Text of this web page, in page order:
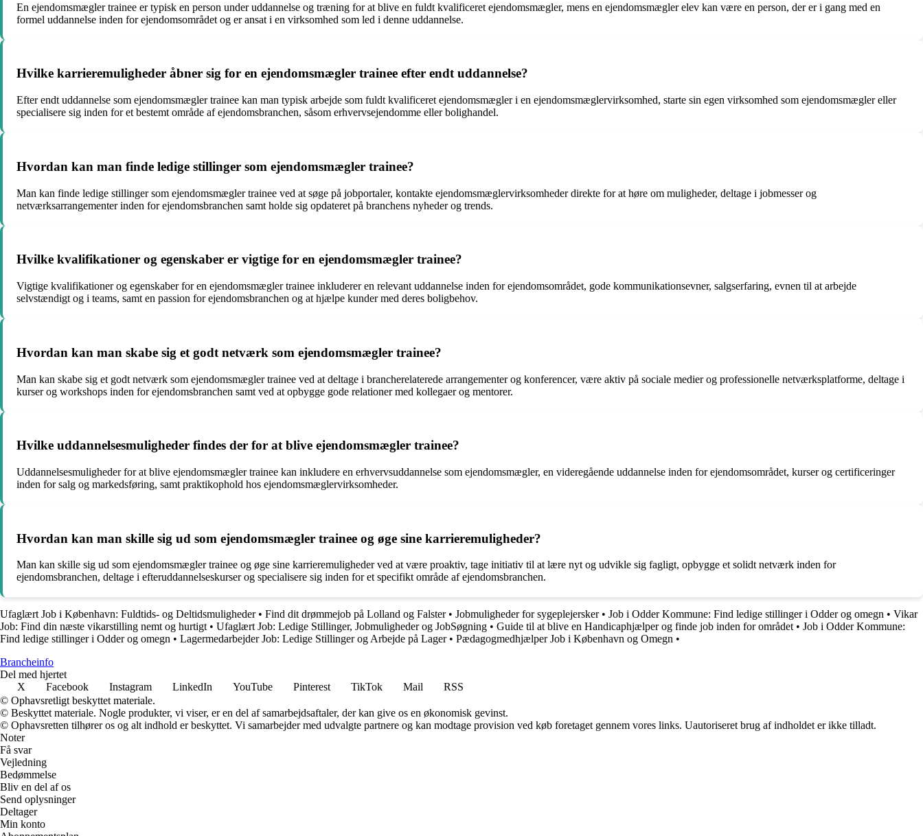
En ejendomsmægler trainee er typisk en person under uddannelse og træning for at blive en fuldt kvalificeret ejendomsmægler, mens en ejendomsmægler elev kan være en person, der er i gang med en
formel uddannelse inden for ejendomsområdet og er ansat i en virksomhed som led i denne uddannelse.
Hvilke karrieremuligheder åbner sig for en ejendomsmægler trainee efter endt uddannelse?
Efter endt uddannelse som ejendomsmægler trainee kan man typisk arbejde som fuldt kvalificeret ejendomsmægler i en ejendomsmæglervirksomhed, starte sin egen virksomhed som ejendomsmægler eller
specialisere sig inden for et bestemt område af ejendomsbranchen, såsom erhvervsejendomme eller bolighandel.
Hvordan kan man finde ledige stillinger som ejendomsmægler trainee?
Man kan finde ledige stillinger som ejendomsmægler trainee ved at søge på jobportaler, kontakte ejendomsmæglervirksomheder direkte for at høre om muligheder, deltage i jobmesser og
netværksarrangementer inden for ejendomsbranchen samt holde sig opdateret på branchens nyheder og trends.
Hvilke kvalifikationer og egenskaber er vigtige for en ejendomsmægler trainee?
Vigtige kvalifikationer og egenskaber for en ejendomsmægler trainee inkluderer en relevant uddannelse inden for ejendomsområdet, gode kommunikationsevner, salgserfaring, evnen til at arbejde
selvstændigt og i teams, samt en passion for ejendomsbranchen og at hjælpe kunder med deres boligbehov.
Hvordan kan man skabe sig et godt netværk som ejendomsmægler trainee?
Man kan skabe sig et godt netværk som ejendomsmægler trainee ved at deltage i brancherelaterede arrangementer og konferencer, være aktiv på sociale medier og professionelle netværksplatforme, deltage i
kurser og workshops inden for ejendomsbranchen samt ved at opbygge gode relationer med kollegaer og mentorer.
Hvilke uddannelsesmuligheder findes der for at blive ejendomsmægler trainee?
Uddannelsesmuligheder for at blive ejendomsmægler trainee kan inkludere en erhvervsuddannelse som ejendomsmægler, en videregående uddannelse inden for ejendomsområdet, kurser og certificeringer
inden for salg og markedsføring, samt praktikophold hos ejendomsmæglervirksomheder.
Hvordan kan man skille sig ud som ejendomsmægler trainee og øge sine karrieremuligheder?
Man kan skille sig ud som ejendomsmægler trainee og øge sine karrieremuligheder ved at være proaktiv, tage initiativ til at lære nyt og udvikle sig fagligt, opbygge et solidt netværk inden for
ejendomsbranchen, deltage i efteruddannelseskurser og specialisere sig inden for et specifikt område af ejendomsbranchen.
Ufaglært Job i København: Fuldtids- og Deltidsmuligheder• Find dit drømmejob på Lolland og Falster• Jobmuligheder for sygeplejersker• Job i Odder Kommune: Find ledige stillinger i Odder og omegn • Vikar
Job: Find din næste vikarstilling nemt og hurtigt • Ufaglært Job: Ledige Stillinger, Jobmuligheder og JobSøgning • Guide til at blive en Handicaphjælper og finde job inden for området • Job i Odder Kommune:
Find ledige stillinger i Odder og omegn • Lagermedarbejder Job: Ledige Stillinger og Arbejde på Lager• Pædagogmedhjælper Job i København og Omegn •
Brancheinfo
Del med hjertet
X
Facebook Instagram LinkedIn YouTube Pinterest TikTok Mail
RSS
© Ophavsretligt beskyttet materiale.
© Beskyttet materiale. Nogle produkter, vi viser, er en del af samarbejdsaftaler, der kan give os en økonomisk gevinst.
© Ophavsretten tilhører os og alt indhold er beskyttet. Vi samarbejder med udvalgte partnere og kan modtage provision ved køb foretaget gennem vores links. Uautoriseret brug af indholdet er ikke tilladt.
Noter
Få svar
Vejledning
Bedømmelse
Bliv en del af os
Send oplysninger
Deltager
Min konto